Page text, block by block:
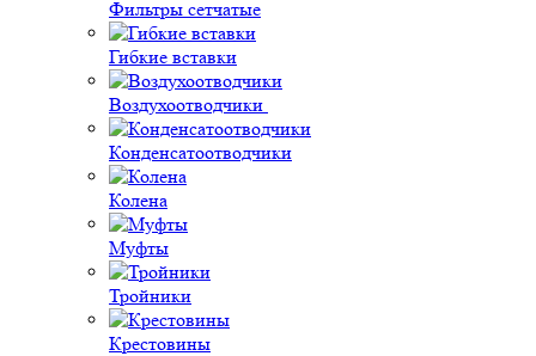
Фильтры сетчатые
Гибкие вставки
Воздухоотводчики
Конденсатоотводчики
Колена
Муфты
Тройники
Крестовины